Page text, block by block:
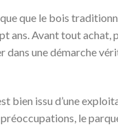
que le bois
ans. Avant tout achat,
une démarche
bien issu d’une
le